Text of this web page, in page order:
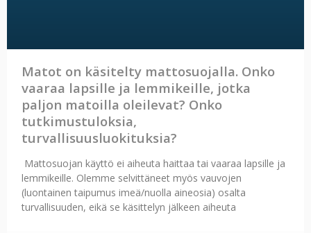
Matot on käsitelty mattosuojalla. Onko
vaaraa lapsille ja lemmikeille, jotka
paljon matoilla oleilevat? Onko
tutkimustuloksia,
turvallisuusluokituksia?
Mattosuojan käyttö ei aiheuta haittaa tai vaaraa lapsille ja
lemmikeille. Olemme selvittäneet myös vauvojen
(luontainen taipumus imeä/nuolla aineosia) osalta
turvallisuuden, eikä se käsittelyn jälkeen aiheuta